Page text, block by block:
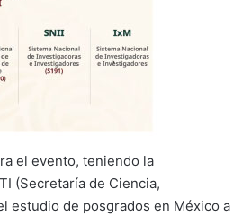
el evento, teniendo la
(Secretaría de Ciencia,
estudio de posgrados en México a